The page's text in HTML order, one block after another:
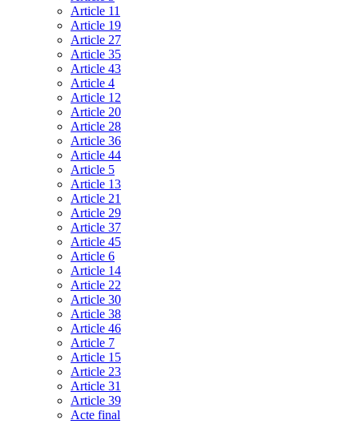
Article 11
Article 19
Article 27
Article 35
Article 43
Article 4
Article 12
Article 20
Article 28
Article 36
Article 44
Article 5
Article 13
Article 21
Article 29
Article 37
Article 45
Article 6
Article 14
Article 22
Article 30
Article 38
Article 46
Article 7
Article 15
Article 23
Article 31
Article 39
Acte final